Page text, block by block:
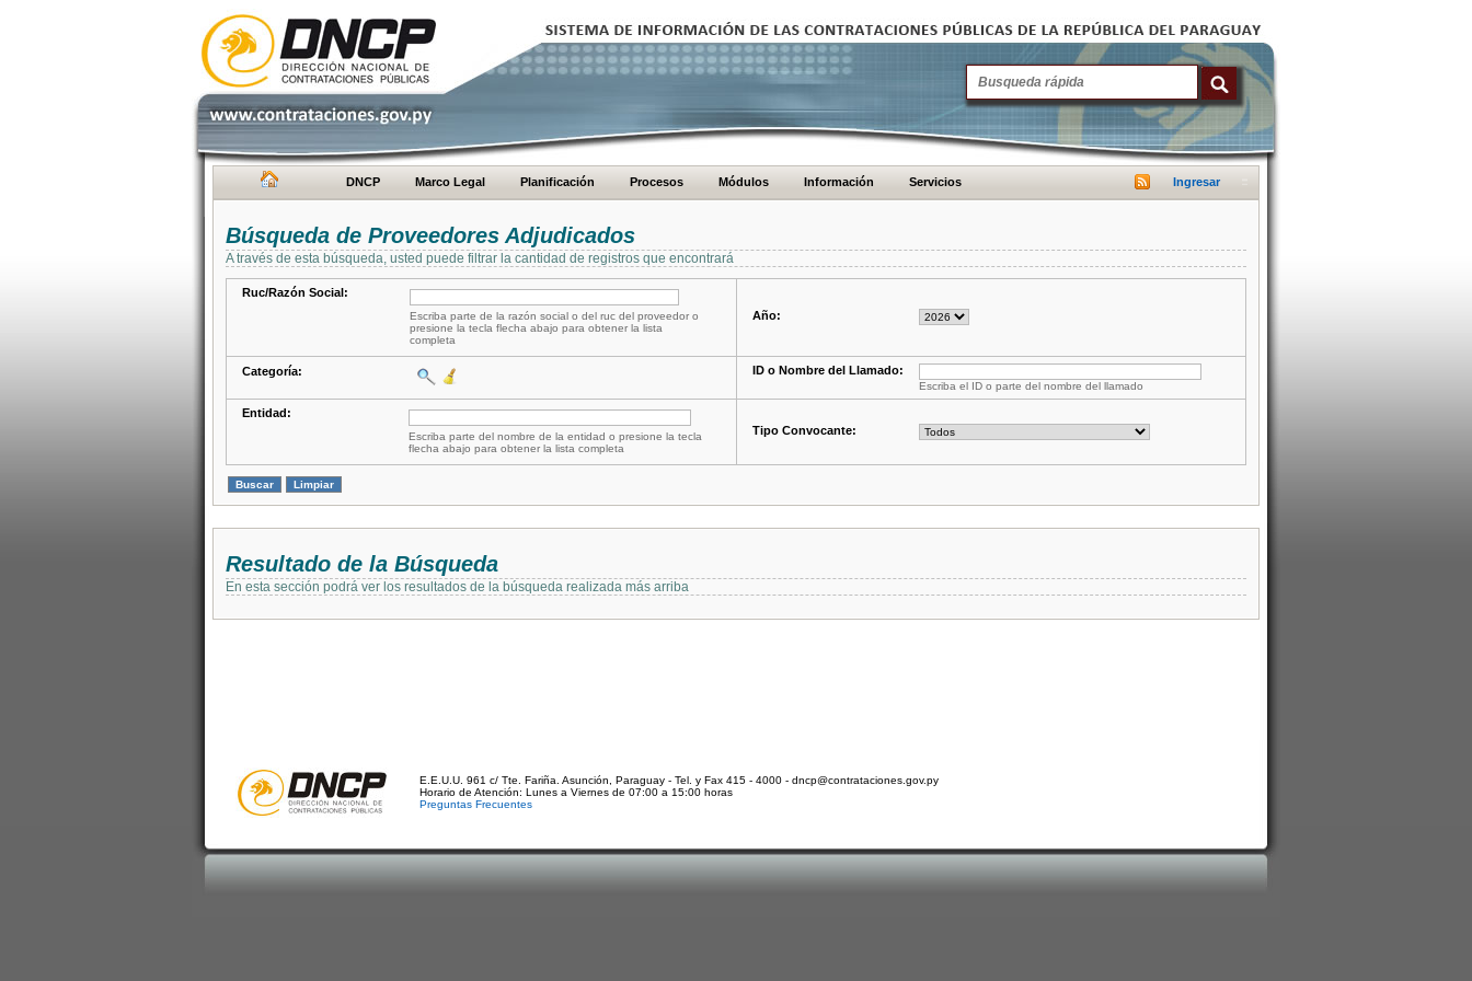
DNCP Marco Legal Planificación Procesos Módulos Información Servicios Ingresar
Búsqueda de Proveedores Adjudicados
A través de esta búsqueda, usted puede filtrar la cantidad de registros que encontrará
Ruc/Razón Social:
Escriba parte de la razón social o del ruc del proveedor o
presione la tecla flecha abajo para obtener la lista
completa
Año:
Categoría: ID o Nombre del Llamado:
Escriba el ID o parte del nombre del llamado
Entidad:
Escriba parte del nombre de la entidad o presione la tecla
flecha abajo para obtener la lista completa
Tipo Convocante:
Resultado de la Búsqueda
En esta sección podrá ver los resultados de la búsqueda realizada más arriba
E.E.U.U. 961 c/ Tte. Fariña. Asunción, Paraguay - Tel. y Fax 415 - 4000 - dncp@contrataciones.gov.py
Horario de Atención: Lunes a Viernes de 07:00 a 15:00 horas
Preguntas Frecuentes